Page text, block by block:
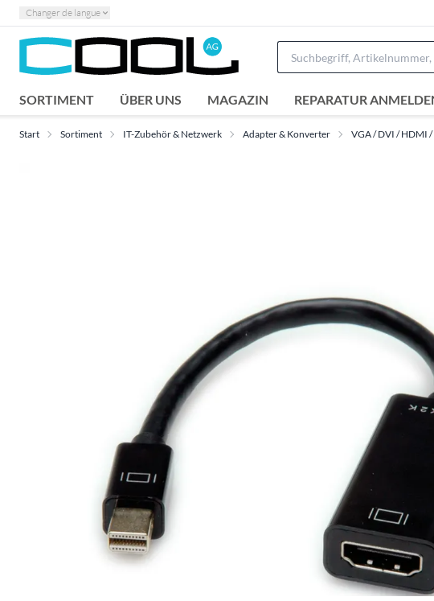
Changer de langue
SORTIMENT ÜBER UNS MAGAZIN REPARATUR
Start Sortiment IT-Zubehör & Netzwerk Adapter & Konverter VGA / DVI / HDMI